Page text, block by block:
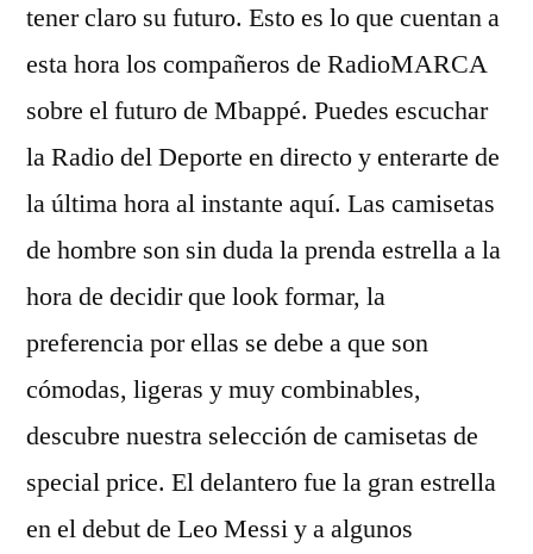
tener claro su futuro. Esto es lo que cuentan a
esta hora los compañeros de RadioMARCA
sobre el futuro de Mbappé. Puedes escuchar
la Radio del Deporte en directo y enterarte de
la última hora al instante aquí. Las camisetas
de hombre son sin duda la prenda estrella a la
hora de decidir que look formar, la
preferencia por ellas se debe a que son
cómodas, ligeras y muy combinables,
descubre nuestra selección de camisetas de
special price. El delantero fue la gran estrella
en el debut de Leo Messi y a algunos